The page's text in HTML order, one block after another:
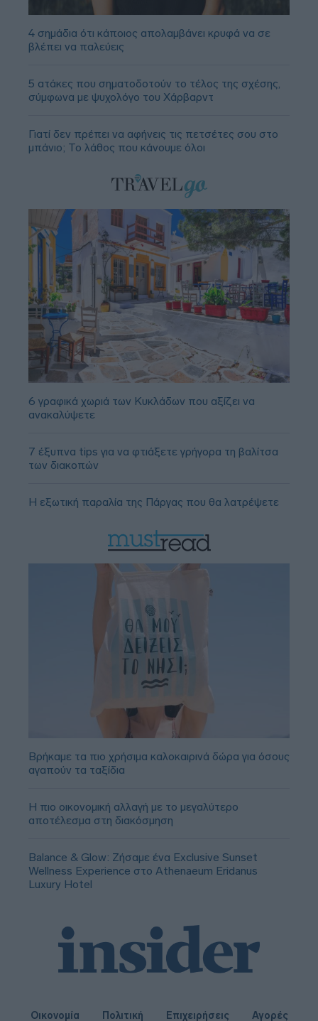
4 σημάδια ότι κάποιος απολαμβάνει κρυφά να σε
βλέπει να παλεύεις
5 ατάκες που σηματοδοτούν το τέλος της σχέσης,
σύμφωνα με ψυχολόγο του Χάρβαρντ
Γιατί δεν πρέπει να αφήνεις τις πετσέτες σου στο
μπάνιο; Το λάθος που κάνουμε όλοι
6 γραφικά χωριά των Κυκλάδων που αξίζει να
ανακαλύψετε
7 έξυπνα tips για να φτιάξετε γρήγορα τη βαλίτσα
των διακοπών
Η εξωτική παραλία της Πάργας που θα λατρέψετε
Βρήκαμε τα πιο χρήσιμα καλοκαιρινά δώρα για όσους
αγαπούν τα ταξίδια
Η πιο οικονομική αλλαγή με το μεγαλύτερο
αποτέλεσμα στη διακόσμηση
Balance & Glow: Ζήσαμε ένα Exclusive Sunset
Wellness Experience στο Athenaeum Eridanus
Luxury Hotel
Οικονομία Πολιτική Επιχειρήσεις Αγορές